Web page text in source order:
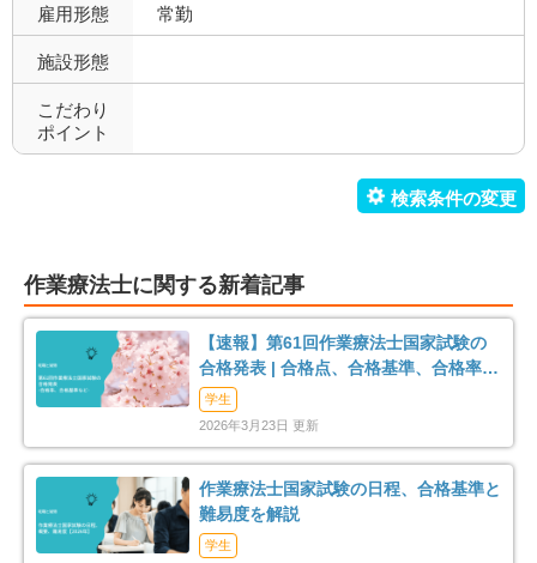
雇用形態 常勤
施設形態
こだわり
ポイント
作業療法士に関する新着記事
【速報】第61回作業療法士国家試験の
合格発表 | 合格点、合格基準、合格率
（2026年）
学生
2026年3月23日 更新
作業療法士国家試験の日程、合格基準と
難易度を解説
学生